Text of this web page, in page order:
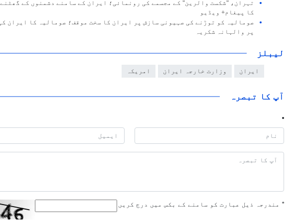
تہران، "شکست والرین" کے مجسمے کی رونمائی؛ ایران کے سامنے دشمنوں کے
کا پیغام+ ویڈیو
صومالیہ کو توڑنے کی صہیونی سازش پر ایران کا سخت موقف؛ صومالیہ کا ایران
پر والہانہ شکریہ
لیبلز
ایران وزارت خارجہ ایران امریکہ
آپ کا تبصرہ
* مندرجہ ذیل عبارت کو سامنے کے بکس میں درج کریں